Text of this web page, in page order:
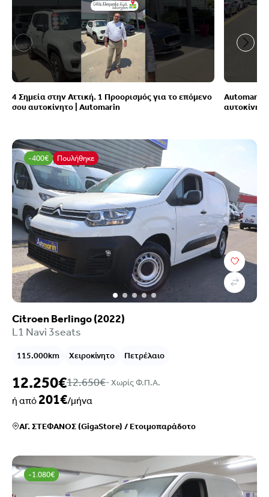
4 Σημεία στην Αττική. 1 Προορισμός για το επόμενο
σου αυτοκίνητο | Automarin
Automarin
-400€ Πουλήθηκε
Citroen Berlingo (2022)
L1 Navi 3seats
115.000km Χειροκίνητο Πετρέλαιο
12.250€12.650€- Xωρίς Φ.Π.Α.
ή από201€/μήνα
ΑΓ. ΣΤΕΦΑΝΟΣ (GigaStore) /Ετοιμοπαράδοτο
-1.080€